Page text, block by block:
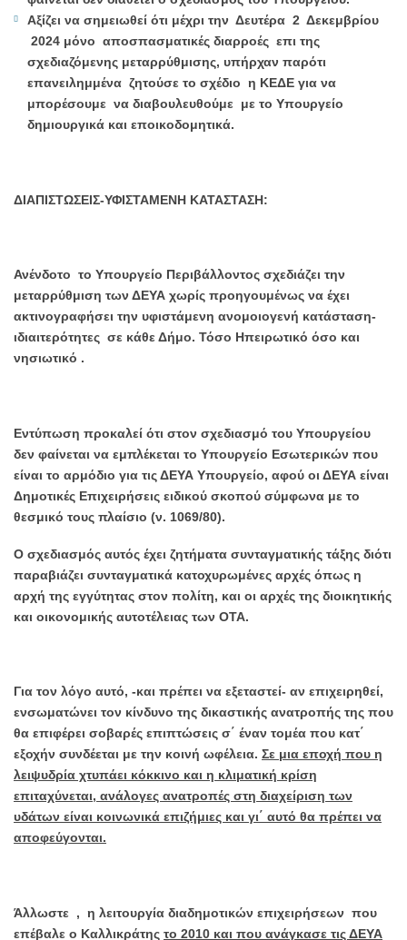
Αξίζει να σημειωθεί ότι μέχρι την Δευτέρα 2 Δεκεμβρίου
2024 μόνο αποσπασματικές διαρροές επι της
σχεδιαζόμενης μεταρρύθμισης, υπήρχαν παρότι
επανειλημμένα ζητούσε το σχέδιο η ΚΕΔΕ για να
μπορέσουμε να διαβουλευθούμε με το Υπουργείο
δημιουργικά και εποικοδομητικά.
ΔΙΑΠΙΣΤΩΣΕΙΣ-ΥΦΙΣΤΑΜΕΝΗ ΚΑΤΑΣΤΑΣΗ:
Ανένδοτο το Υπουργείο Περιβάλλοντος σχεδιάζει την
μεταρρύθμιση των ΔΕΥΑ χωρίς προηγουμένως να έχει
ακτινογραφήσει την υφιστάμενη ανομοιογενή κατάσταση-
ιδιαιτερότητες σε κάθε Δήμο. Τόσο Ηπειρωτικό όσο και
νησιωτικό .
Εντύπωση προκαλεί ότι στον σχεδιασμό του Υπουργείου
δεν φαίνεται να εμπλέκεται το Υπουργείο Εσωτερικών που
είναι το αρμόδιο για τις ΔΕΥΑ Υπουργείο, αφού οι ΔΕΥΑ είναι
Δημοτικές Επιχειρήσεις ειδικού σκοπού σύμφωνα με το
θεσμικό τους πλαίσιο (ν. 1069/80).
Ο σχεδιασμός αυτός έχει ζητήματα συνταγματικής τάξης διότι
παραβιάζει συνταγματικά κατοχυρωμένες αρχές όπως η
αρχή της εγγύτητας στον πολίτη, και οι αρχές της διοικητικής
και οικονομικής αυτοτέλειας των ΟΤΑ.
Για τον λόγο αυτό, -και πρέπει να εξεταστεί- αν επιχειρηθεί,
ενσωματώνει τον κίνδυνο της δικαστικής ανατροπής της που
θα επιφέρει σοβαρές επιπτώσεις σ΄ έναν τομέα που κατ΄
εξοχήν συνδέεται με την κοινή ωφέλεια. Σε μια εποχή που η
λειψυδρία χτυπάει κόκκινο και η κλιματική κρίση
επιταχύνεται, ανάλογες ανατροπές στη διαχείριση των
υδάτων είναι κοινωνικά επιζήμιες και γι΄ αυτό θα πρέπει να
αποφεύγονται.
Άλλωστε , η λειτουργία διαδημοτικών επιχειρήσεων που
επέβαλε ο Καλλικράτης το 2010 και που ανάγκασε τις ΔΕΥΑ